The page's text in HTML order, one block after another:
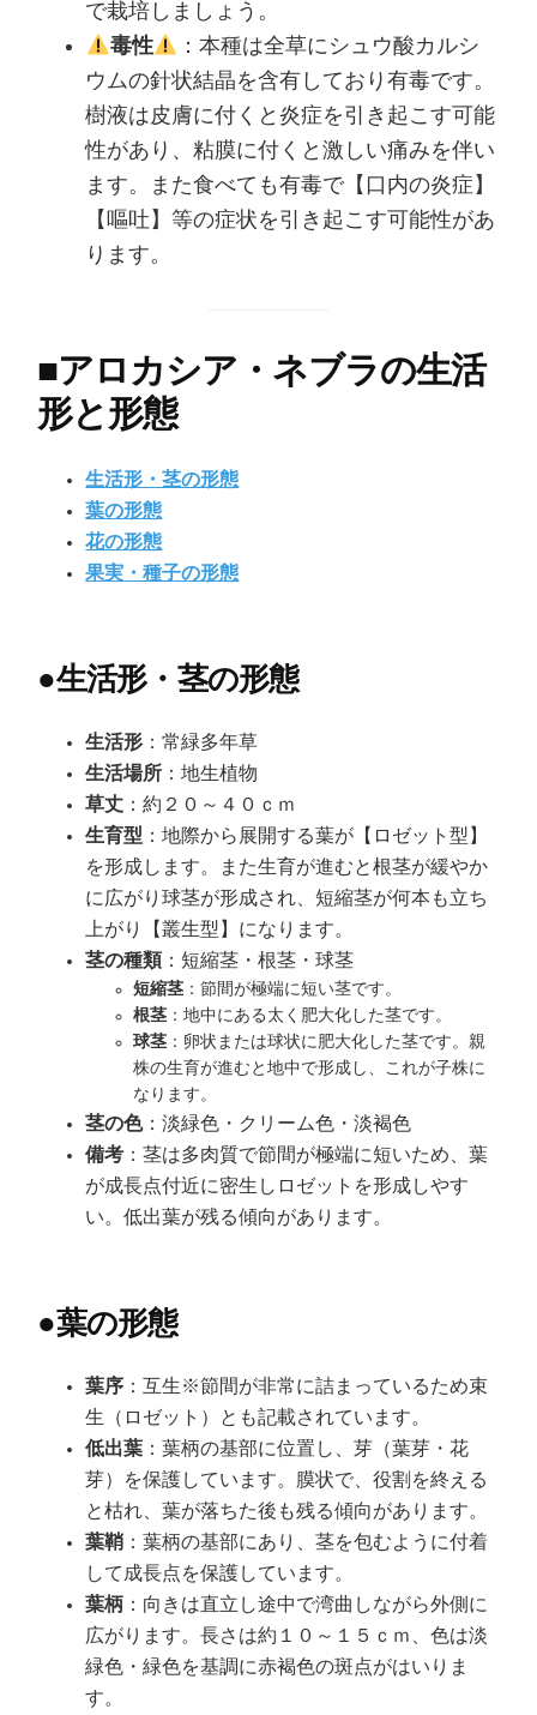
で栽培しましょう。
毒性
：本種は全草にシュウ酸カルシ
ウムの針状結晶を含有しており有毒です。
樹液は皮膚に付くと炎症を引き起こす可能
性があり、粘膜に付くと激しい痛みを伴い
ます。また食べても有毒で【口内の炎症】
【嘔吐】等の症状を引き起こす可能性があ
ります。
■アロカシア・ネブラの生活
形と形態
生活形・茎の形態
葉の形態
花の形態
果実・種子の形態
●生活形・茎の形態
生活形 ：常緑多年草
生活場所 ：地生植物
草丈 ：約２０～４０ｃｍ
生育型 ：地際から展開する葉が【ロゼット型】
を形成します。また生育が進むと根茎が緩やか
に広がり球茎が形成され、短縮茎が何本も立ち
上がり【叢生型】になります。
茎の種類 ：短縮茎・根茎・球茎
短縮茎 ：節間が極端に短い茎です。
根茎 ：地中にある太く肥大化した茎です。
球茎 ：卵状または球状に肥大化した茎です。親
株の生育が進むと地中で形成し、これが子株に
なります。
茎の色：淡緑色・クリーム色・淡褐色
備考 ：茎は多肉質で節間が極端に短いため、葉
が成長点付近に密生しロゼットを形成しやす
い。低出葉が残る傾向があります。
●葉の形態
葉序 ：互生※節間が非常に詰まっているため束
生（ロゼット）とも記載されています。
低出葉 ：葉柄の基部に位置し、芽（葉芽・花
芽）を保護しています。膜状で、役割を終える
と枯れ、葉が落ちた後も残る傾向があります。
葉鞘 ：葉柄の基部にあり、茎を包むように付着
して成長点を保護しています。
葉柄 ：向きは直立し途中で湾曲しながら外側に
広がります。長さは約１０～１５ｃｍ、色は淡
緑色・緑色を基調に赤褐色の斑点がはいりま
す。